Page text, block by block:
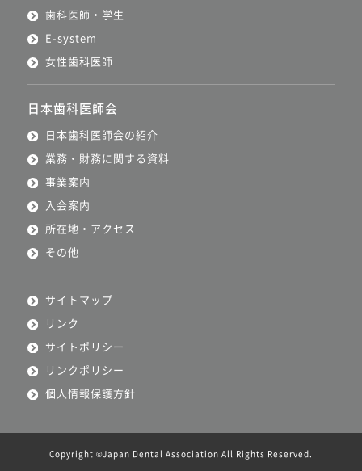
歯科医師・学生
E-system
女性歯科医師
日本歯科医師会
日本歯科医師会の紹介
業務・財務に関する資料
事業案内
入会案内
所在地・アクセス
その他
サイトマップ
リンク
サイトポリシー
リンクポリシー
個人情報保護方針
Copyright ©Japan Dental Association All Rights Reserved.